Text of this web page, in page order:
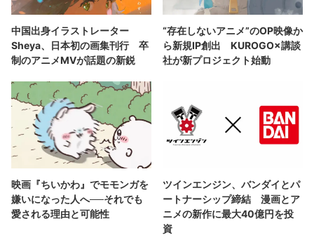
中国出身イラストレーター
Sheya、日本初の画集刊行 卒
制のアニメMVが話題の新鋭
“存在しないアニメ”のOP映像か
ら新規IP創出 KUROGO×講談
社が新プロジェクト始動
映画『ちいかわ』でモモンガを
嫌いになった人へ──それでも
愛される理由と可能性
ツインエンジン、バンダイとパ
ートナーシップ締結 漫画とア
ニメの新作に最大40億円を投
資